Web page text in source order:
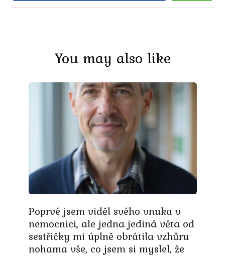
You may also like
Poprvé jsem viděl svého vnuka v
nemocnici, ale jedna jediná věta od
sestřičky mi úplně obrátila vzhůru
nohama vše, co jsem si myslel, že